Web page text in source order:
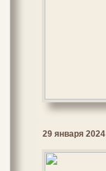
29 января 2024